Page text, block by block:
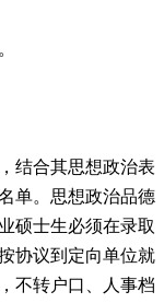
结合其思想政治表
单。思想政治品德
硕士生必须在录取
协议到定向单位就
不转户口、人事档